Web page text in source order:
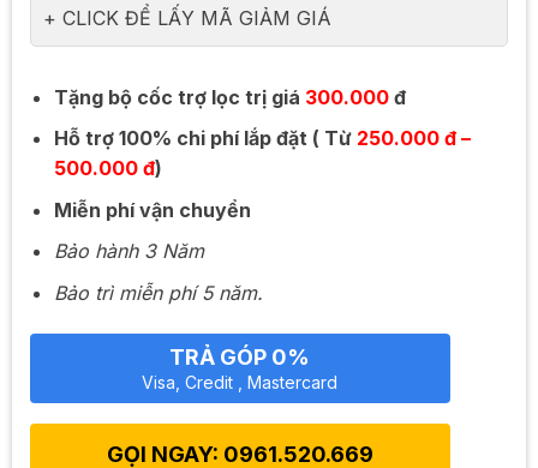
CLICK ĐỂ LẤY MÃ GIẢM GIÁ
Tặng bộ cốc trợ lọc trị giá 300.000 đ
Hỗ trợ 100% chi phí lắp đặt ( Từ 250.000 đ –
500.000 đ)
Miễn phí vận chuyển
Bảo hành 3 Năm
Bảo trì miễn phí 5 năm.
TRẢ GÓP 0%
Visa, Credit , Mastercard
GỌI NGAY: 0961.520.669